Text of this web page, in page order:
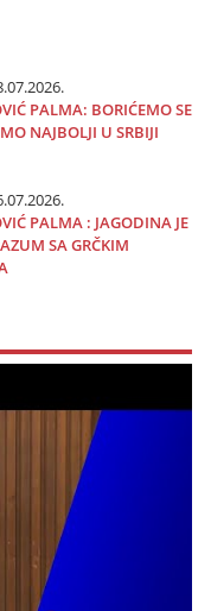
PALMA: BORIĆEMO SE
NAJBOLJI U SRBIJI
PALMA : JAGODINA JE
SA GRČKIM